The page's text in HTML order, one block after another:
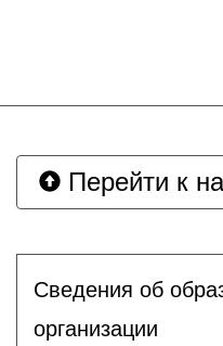
Перейти к
Сведения об
организации